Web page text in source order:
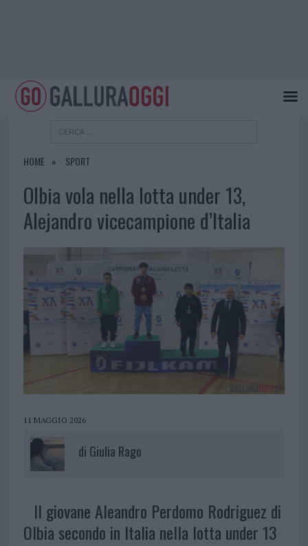
HOME SPORT
Olbia vola nella lotta under 13,
Alejandro vicecampione d’Italia
11 MAGGIO 2026
di Giulia Rago
Il giovane Aleandro Perdomo Rodriguez di
Olbia secondo in Italia nella lotta under 13